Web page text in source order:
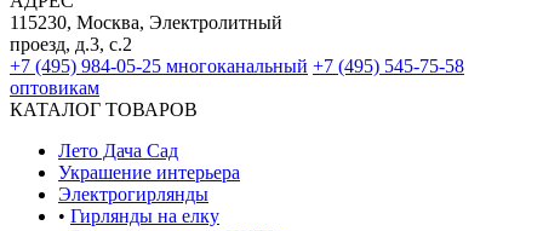
115230, Москва, Электролитный
проезд, д.3, с.2
+7 (495) 984-05-25 многоканальный +7 (495) 545-75-58
оптовикам
КАТАЛОГ ТОВАРОВ
Лето Дача Сад
Украшение интерьера
Электро­гирлянды
• Гирлянды на елку